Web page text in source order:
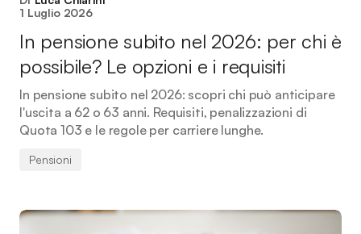
1 Luglio 2026
In pensione subito nel 2026: per chi è
possibile? Le opzioni e i requisiti
In pensione subito nel 2026: scopri chi può anticipare
l'uscita a 62 o 63 anni. Requisiti, penalizzazioni di
Quota 103 e le regole per carriere lunghe.
Pensioni